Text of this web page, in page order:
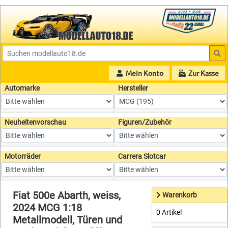
Mein Konto Zur Kasse
Automarke Hersteller
Neuheitenvorschau Figuren/Zubehör
Motorräder Carrera Slotcar
Fiat 500e Abarth, weiss,
2024 MCG 1:18
Metallmodell, Türen und
Warenkorb
0 Artikel